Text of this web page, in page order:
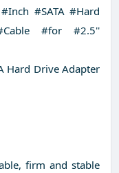
#SATA #Hard
#for #2.5''
Hard Drive Adapter
firm and stable